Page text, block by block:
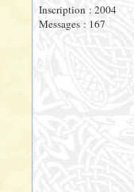
Inscription : 2004
Messages : 167